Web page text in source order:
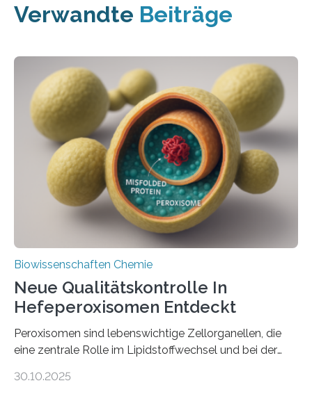
Verwandte Beiträge
Biowissenschaften Chemie
Neue Qualitätskontrolle In
Hefeperoxisomen Entdeckt
Peroxisomen sind lebenswichtige Zellorganellen, die
eine zentrale Rolle im Lipidstoffwechsel und bei der
erfüllen können, müssen zahlreiche Enzyme präzise in
30.10.2025